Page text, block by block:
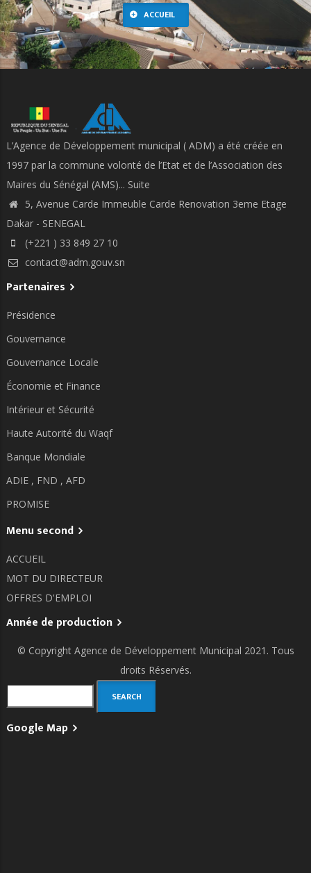
ACCUEIL
L’Agence de Développement municipal ( ADM) a été créée en
1997 par la commune volonté de l’Etat et de l’Association des
Maires du Sénégal (AMS)... Suite
5, Avenue Carde Immeuble Carde Renovation 3eme Etage
Dakar - SENEGAL
(+221 ) 33 849 27 10
contact@adm.gouv.sn
Partenaires
Présidence
Gouvernance
Gouvernance Locale
Économie et Finance
Intérieur et Sécurité
Haute Autorité du Waqf
Banque Mondiale
ADIE , FND , AFD
PROMISE
Menu second
ACCUEIL
MOT DU DIRECTEUR
OFFRES D'EMPLOI
Année de production
© Copyright Agence de Développement Municipal 2021. Tous
droits Réservés.
Google Map